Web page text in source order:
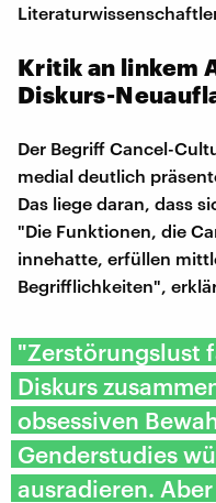
Kritik an linkem
Diskurs-
Der Begriff Cancel-
medial deutlich
Das liege daran, dass
"Die Funktionen, die
innehatte, erfüllen
Begrifflichkeiten",
"Zerstörungslust
Diskurs
obsessiven
Genderstudies
ausradieren.